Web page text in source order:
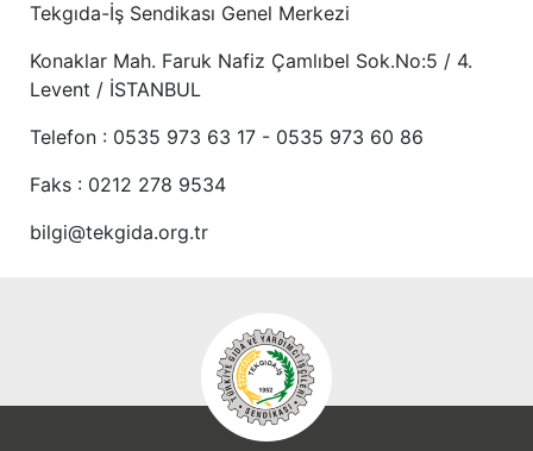
Tekgıda-İş Sendikası Genel Merkezi
Konaklar Mah. Faruk Nafiz Çamlıbel Sok.No:5 / 4.
Levent / İSTANBUL
Telefon : 0535 973 63 17 - 0535 973 60 86
Faks : 0212 278 9534
bilgi@tekgida.org.tr